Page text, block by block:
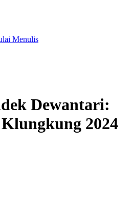
Menulis
Dewantari:
2024